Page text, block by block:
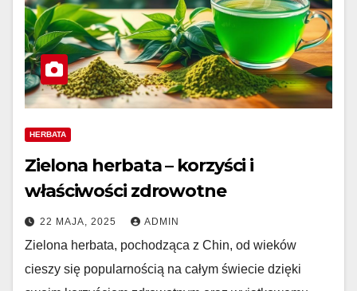
HERBATA
Zielona herbata – korzyści i
właściwości zdrowotne
22 MAJA, 2025 ADMIN
Zielona herbata, pochodząca z Chin, od wieków
cieszy się popularnością na całym świecie dzięki